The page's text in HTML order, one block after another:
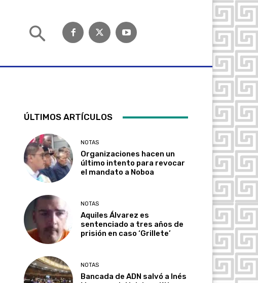
ÚLTIMOS ARTÍCULOS
NOTAS
Organizaciones hacen un
último intento para revocar
el mandato a Noboa
NOTAS
Aquiles Álvarez es
sentenciado a tres años de
prisión en caso ‘Grillete’
NOTAS
Bancada de ADN salvó a Inés